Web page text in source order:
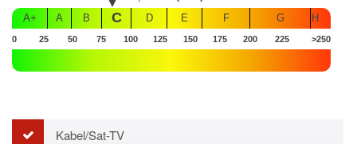
A+
A B C D E F G H
0 25 50 75 100 125 150 175 200 225 >250
Kabel/Sat-TV